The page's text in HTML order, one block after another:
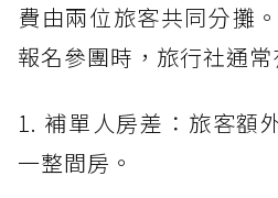
費由兩位旅客共同分攤
報名參團時，旅行社通常
1. 補單人房差：旅客額
一整間房。